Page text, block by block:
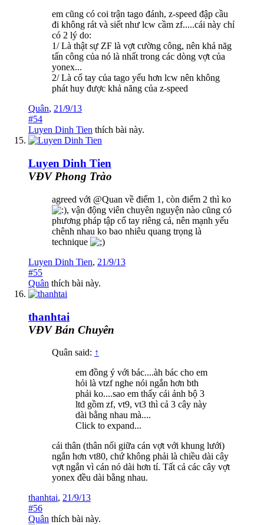
em cũng có coi trận tago đánh, z-speed đập cầu
đi không rát và siết như lcw cầm zf.....cái này chỉ
có 2 lý do:
1/ Là thật sự ZF là vợt cường công, nên khả năg
tấn công của nó là nhất trong các dòng vợt của
yonex...
2/ Là cổ tay của tago yếu hơn lcw nên không
phát huy được khả năng của z-speed
Quân, 21/9/13
#54
Luyen Dinh Tien thích bài này.
Luyen Dinh Tien
VĐV Phong Trào
agreed với @Quan về điểm 1, còn điểm 2 thì ko
, vận động viên chuyên nguyện nào cũng có
phương pháp tập cổ tay riêng cả, nên mạnh yếu
chênh nhau ko bao nhiêu quang trọng là
technique
Luyen Dinh Tien, 21/9/13
#55
Quân thích bài này.
thanhtai
VĐV Bán Chuyên
Quân said: ↑
em đồng ý với bác....àh bác cho em
hỏi là vtzf nghe nói ngắn hơn bth
phải ko....sao em thấy cái ảnh bộ 3
ltd gồm zf, vt9, vt3 thì cả 3 cây này
dài bằng nhau mà....
Click to expand...
cái thân (thân nối giữa cán vợt với khung lưới)
ngắn hơn vt80, chứ không phải là chiều dài cây
vợt ngắn vì cán nó dài hơn tí. Tất cả các cây vợt
yonex đều dài bằng nhau.
thanhtai, 21/9/13
#56
Quân thích bài này.